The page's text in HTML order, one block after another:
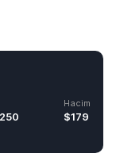
Hacim
$179